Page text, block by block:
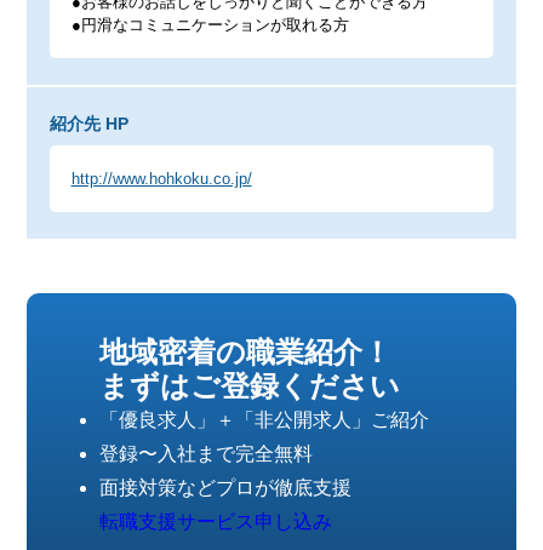
●円滑なコミュニケーションが取れる方
紹介先 HP
http://www.hohkoku.co.jp/
地域密着の職業紹介！
まずはご登録ください
「優良求人」＋「非公開求人」ご紹介
登録〜入社まで完全無料
面接対策などプロが徹底支援
転職支援サービス申し込み